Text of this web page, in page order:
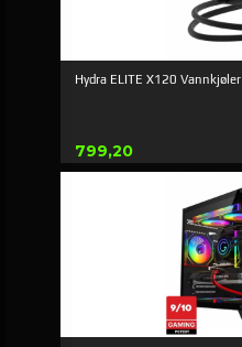
Hydra ELITE X120 Vannkjøler
Pris
799,20